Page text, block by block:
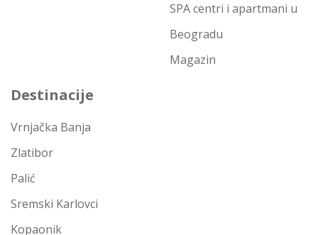
SPA centri i apartmani u
Beogradu
Magazin
Destinacije
Vrnjačka Banja
Zlatibor
Palić
Sremski Karlovci
Kopaonik